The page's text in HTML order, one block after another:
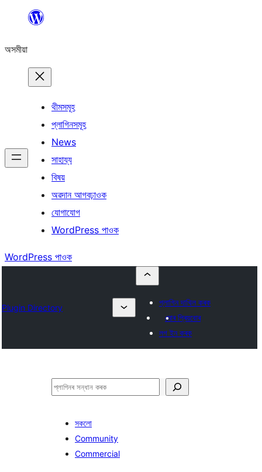
বিষয়বস্তুলৈ
অসমীয়া
থীমসমূহ
প্লাগিনসমূহ
News
সাহায্য
বিষয়
অৱদান আগবঢ়াওক
যোগাযোগ
WordPress পাওক
WordPress পাওক
Plugin Directory
প্লাগিন দাখিল কৰক
মোৰ প্ৰিয়বোৰ
লগ ইন কৰক
সন্ধান
সকলো
Community
Commercial